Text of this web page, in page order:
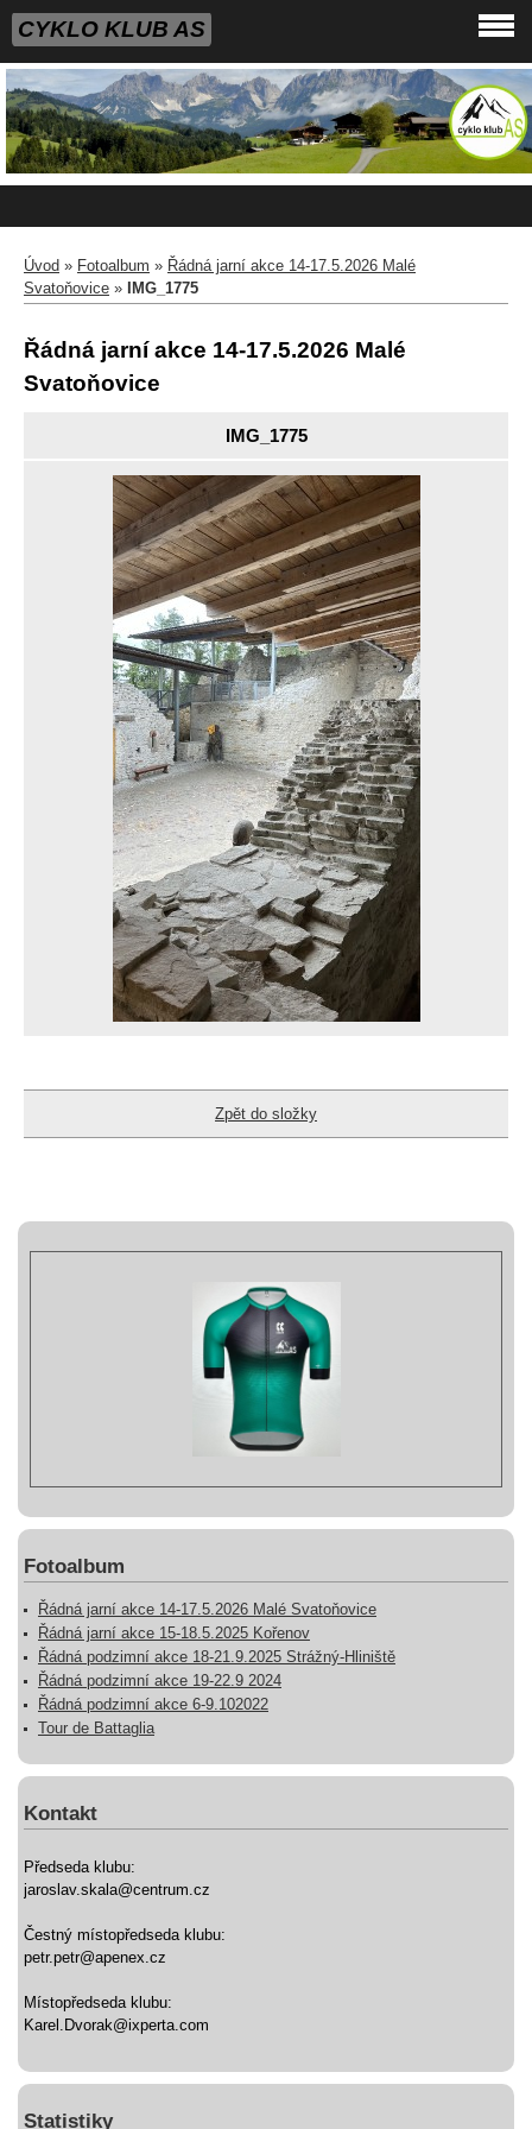
CYKLO KLUB AS
Úvod » Fotoalbum » Řádná jarní akce 14-17.5.2026 Malé
Svatoňovice » IMG_1775
Řádná jarní akce 14-17.5.2026 Malé
Svatoňovice
IMG_1775
Zpět do složky
Fotoalbum
Řádná jarní akce 14-17.5.2026 Malé Svatoňovice
Řádná jarní akce 15-18.5.2025 Kořenov
Řádná podzimní akce 18-21.9.2025 Strážný-Hliniště
Řádná podzimní akce 19-22.9 2024
Řádná podzimní akce 6-9.102022
Tour de Battaglia
Kontakt
Předseda klubu:
jaroslav.skala@centrum.cz
Čestný místopředseda klubu:
petr.petr@apenex.cz
Místopředseda klubu:
Karel.Dvorak@ixperta.com
Statistiky